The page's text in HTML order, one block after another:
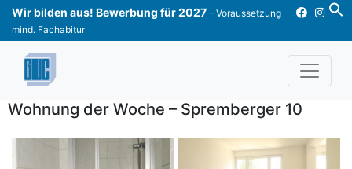
Skip
content
Wir bilden aus! Bewerbung für 2027 – Voraussetzung
mind. Fachabitur
Wohnung der Woche – Spremberger 10